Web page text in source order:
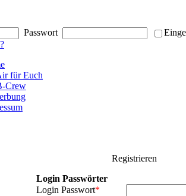
Passwort
für Euch
Crew
Registrieren
Login Passwörter
Login Passwort*